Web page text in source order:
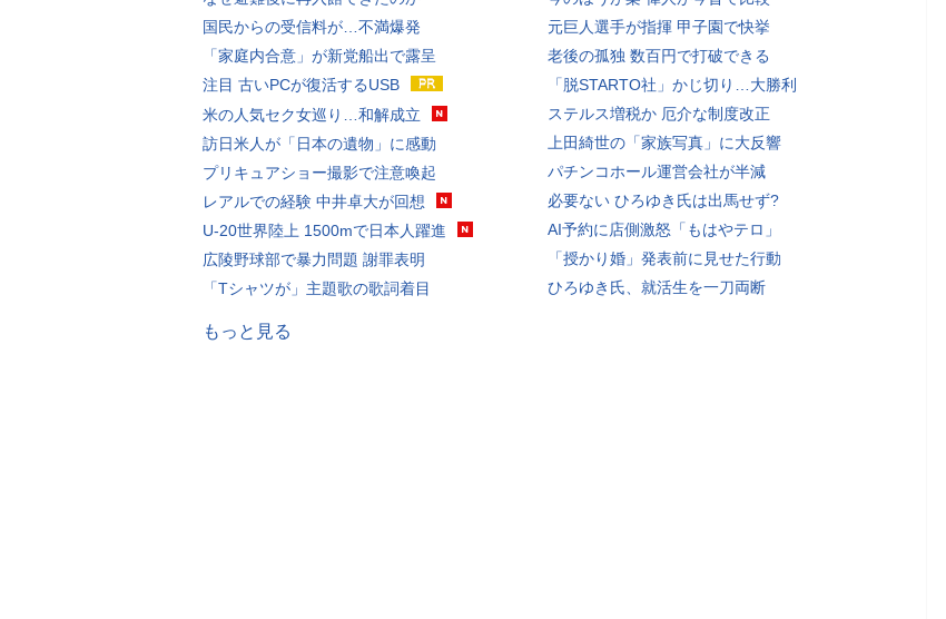
国民からの受信料が…不満爆発
「家庭内合意」が新党船出で露呈
注目 古いPCが復活するUSB
米の人気セク女巡り…和解成立
訪日米人が「日本の遺物」に感動
プリキュアショー撮影で注意喚起
レアルでの経験 中井卓大が回想
U-20世界陸上 1500mで日本人躍進
広陵野球部で暴力問題 謝罪表明
「Tシャツが」主題歌の歌詞着目
元巨人選手が指揮 甲子園で快挙
老後の孤独 数百円で打破できる
「脱STARTO社」かじ切り…大勝利
ステルス増税か 厄介な制度改正
上田綺世の「家族写真」に大反響
パチンコホール運営会社が半減
必要ない ひろゆき氏は出馬せず?
AI予約に店側激怒「もはやテロ」
「授かり婚」発表前に見せた行動
ひろゆき氏、就活生を一刀両断
もっと見る